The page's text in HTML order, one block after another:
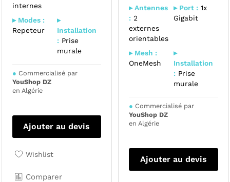
internes
▸ Modes :
Repeteur
▸
Installation
:Prise
murale
● Commercialisé par
YouShop DZ
en Algérie
Ajouter au devis
Wishlist
Comparer
▸ Antennes
: 2
externes
orientables
▸ Port : 1x
Gigabit
▸ Mesh :
OneMesh
▸
Installation
: Prise
murale
● Commercialisé par
YouShop DZ
en Algérie
Ajouter au devis